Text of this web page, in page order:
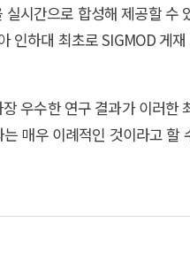
시간으로 합성해 제공할 수
인하대 최초로 SIGMOD 게
우수한 연구 결과가 이러한
매우 이례적인 것이라고 할